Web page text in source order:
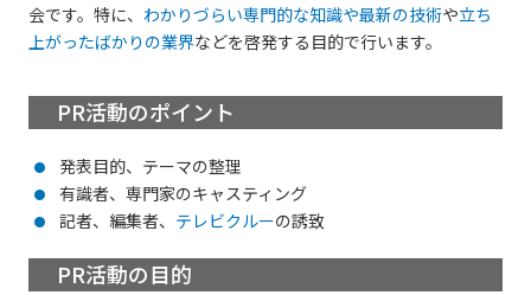
会です。特に、 わかりづらい専門的な知識や最新の技術や立ち
上がったばかりの業界などを啓発する目的で行います。
PR活動のポイント
発表目的、テーマの整理
有識者、専門家のキャスティング
記者、編集者、 テレビクルーの誘致
PR活動の目的